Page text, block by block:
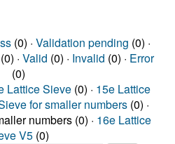
(0) · Validation pending (0) ·
· Valid (0) · Invalid (0) · Error
(0)
Lattice Sieve (0) · 15e Lattice
for smaller numbers (0) ·
numbers (0) · 16e Lattice
V5 (0)